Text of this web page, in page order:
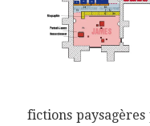
fictions paysagères